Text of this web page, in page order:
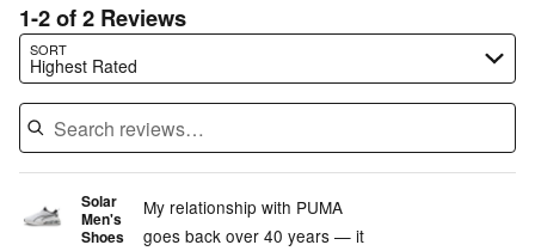
1-2 of 2 Reviews
SORT
Highest Rated
Search reviews…
Solar
Men's
Shoes
My relationship with PUMA
goes back over 40 years — it